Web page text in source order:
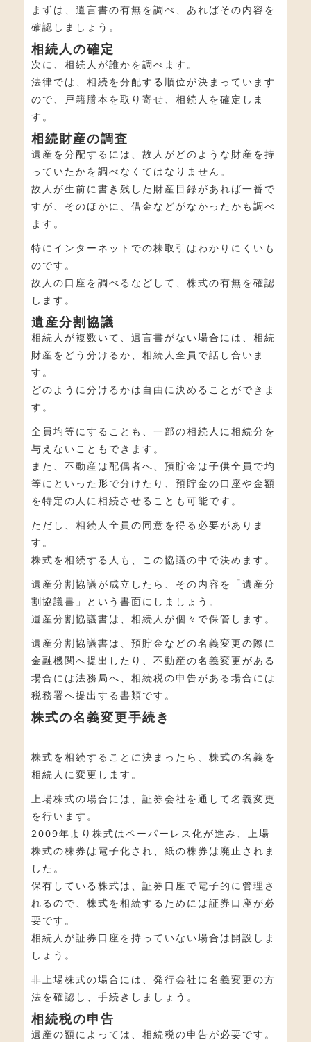
まずは、遺言書の有無を調べ、あればその内容を
確認しましょう。
相続人の確定
次に、相続人が誰かを調べます。
法律では、相続を分配する順位が決まっています
ので、戸籍謄本を取り寄せ、相続人を確定しま
す。
相続財産の調査
遺産を分配するには、故人がどのような財産を持
っていたかを調べなくてはなりません。
故人が生前に書き残した財産目録があれば一番で
すが、そのほかに、借金などがなかったかも調べ
ます。
特にインターネットでの株取引はわかりにくいも
のです。
故人の口座を調べるなどして、株式の有無を確認
します。
遺産分割協議
相続人が複数いて、遺言書がない場合には、相続
財産をどう分けるか、相続人全員で話し合いま
す。
どのように分けるかは自由に決めることができま
す。
全員均等にすることも、一部の相続人に相続分を
与えないこともできます。
また、不動産は配偶者へ、預貯金は子供全員で均
等にといった形で分けたり、預貯金の口座や金額
を特定の人に相続させることも可能です。
ただし、相続人全員の同意を得る必要がありま
す。
株式を相続する人も、この協議の中で決めます。
遺産分割協議が成立したら、その内容を「遺産分
割協議書」という書面にしましょう。
遺産分割協議書は、相続人が個々で保管します。
遺産分割協議書は、預貯金などの名義変更の際に
金融機関へ提出したり、不動産の名義変更がある
場合には法務局へ、相続税の申告がある場合には
税務署へ提出する書類です。
株式の名義変更手続き
株式を相続することに決まったら、株式の名義を
相続人に変更します。
上場株式の場合には、証券会社を通して名義変更
を行います。
2009年より株式はペーパーレス化が進み、上場
株式の株券は電子化され、紙の株券は廃止されま
した。
保有している株式は、証券口座で電子的に管理さ
れるので、株式を相続するためには証券口座が必
要です。
相続人が証券口座を持っていない場合は開設しま
しょう。
非上場株式の場合には、発行会社に名義変更の方
法を確認し、手続きしましょう。
相続税の申告
遺産の額によっては、相続税の申告が必要です。